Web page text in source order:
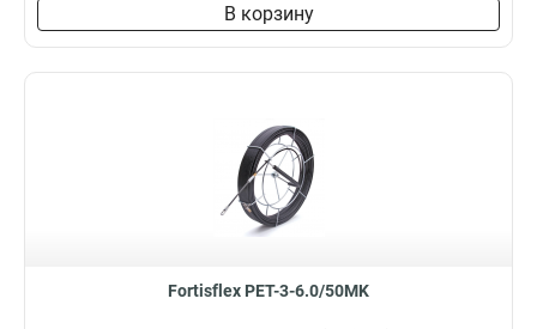
В корзину
Fortisflex PET-3-6.0/50MK